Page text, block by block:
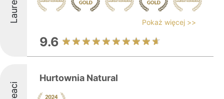
Pokaż więcej >>
9.6
Hurtownia Natural